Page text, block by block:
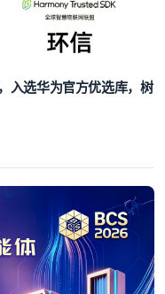
入选华为官方优选库，树